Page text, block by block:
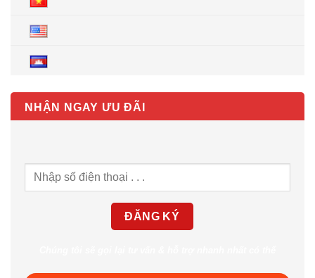
NHẬN NGAY ƯU ĐÃI